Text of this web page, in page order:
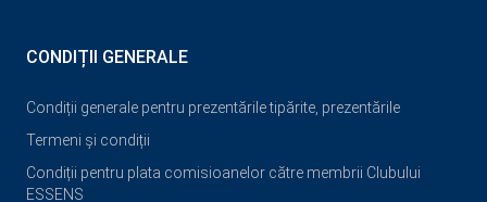
CONDIȚII GENERALE
Condiții generale pentru prezentările tipărite, prezentările
Termeni și condiții
Condiții pentru plata comisioanelor către membrii Clubului
ESSENS